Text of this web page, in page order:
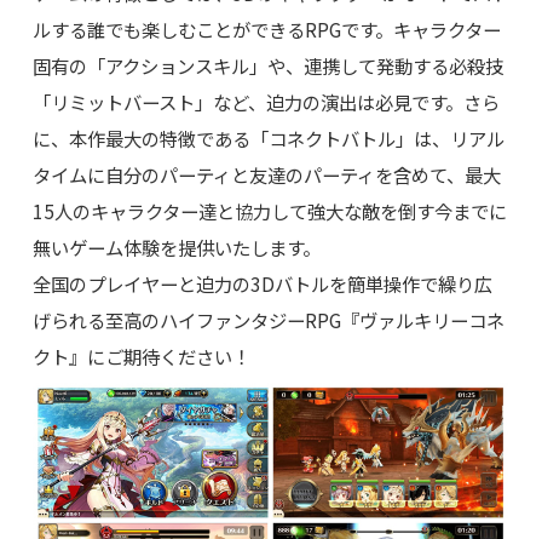
ルする誰でも楽しむことができるRPGです。キャラクター
固有の「アクションスキル」や、連携して発動する必殺技
「リミットバースト」など、迫力の演出は必見です。さら
に、本作最大の特徴である「コネクトバトル」は、リアル
タイムに自分のパーティと友達のパーティを含めて、最大
15人のキャラクター達と協力して強大な敵を倒す今までに
無いゲーム体験を提供いたします。
全国のプレイヤーと迫力の3Dバトルを簡単操作で繰り広
げられる至高のハイファンタジーRPG『ヴァルキリーコネ
クト』にご期待ください！